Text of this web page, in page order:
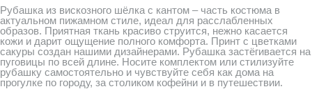
Рубашка из вискозного шёлка с кантом – часть костюма в
актуальном пижамном стиле, идеал для расслабленных
образов. Приятная ткань красиво струится, нежно касается
кожи и дарит ощущение полного комфорта. Принт с цветками
сакуры создан нашими дизайнерами. Рубашка застёгивается на
пуговицы по всей длине. Носите комплектом или стилизуйте
рубашку самостоятельно и чувствуйте себя как дома на
прогулке по городу, за столиком кофейни и в путешествии.